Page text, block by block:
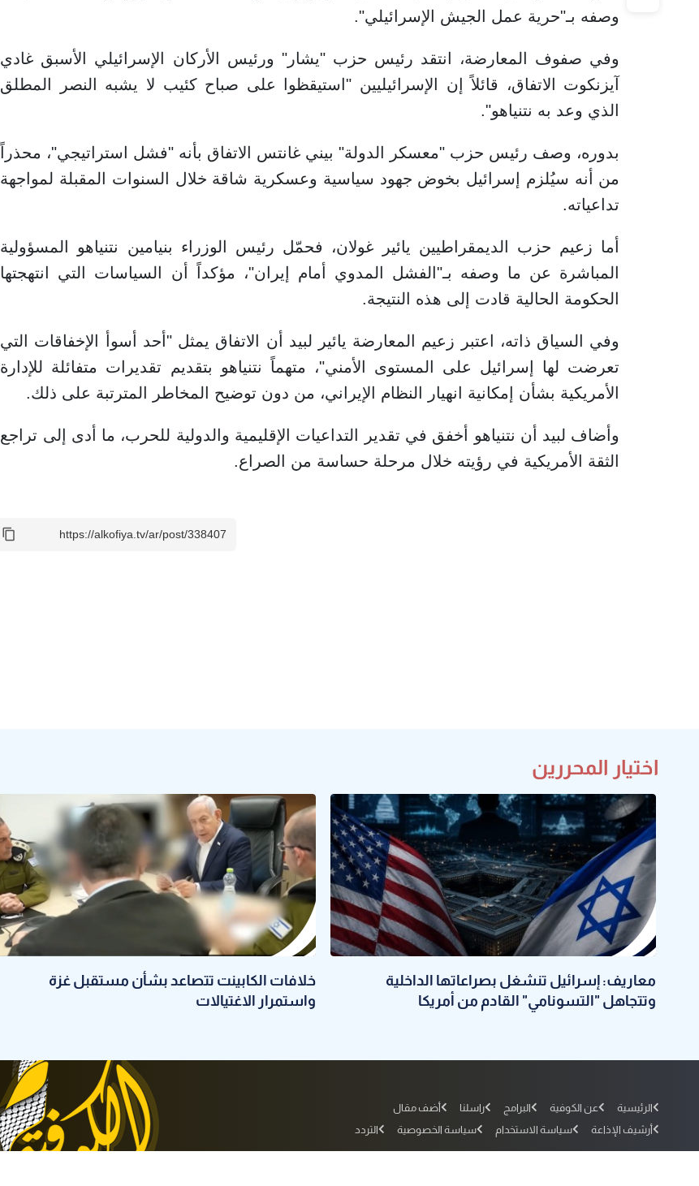
وصفه بـ"حرية عمل الجيش الإسرائيلي".
وفي صفوف المعارضة، انتقد رئيس حزب "يشار" ورئيس الأركان الإسرائيلي الأسبق غادي
آيزنكوت الاتفاق، قائلاً إن الإسرائيليين "استيقظوا على صباح كئيب لا يشبه النصر المطلق
الذي وعد به نتنياهو".
بدوره، وصف رئيس حزب "معسكر الدولة" بيني غانتس الاتفاق بأنه "فشل استراتيجي"، محذراً
من أنه سيُلزم إسرائيل بخوض جهود سياسية وعسكرية شاقة خلال السنوات المقبلة لمواجهة
تداعياته.
أما زعيم حزب الديمقراطيين يائير غولان، فحمّل رئيس الوزراء بنيامين نتنياهو المسؤولية
المباشرة عن ما وصفه بـ"الفشل المدوي أمام إيران"، مؤكداً أن السياسات التي انتهجتها
الحكومة الحالية قادت إلى هذه النتيجة.
وفي السياق ذاته، اعتبر زعيم المعارضة يائير لبيد أن الاتفاق يمثل "أحد أسوأ الإخفاقات التي
تعرضت لها إسرائيل على المستوى الأمني"، متهماً نتنياهو بتقديم تقديرات متفائلة للإدارة
الأمريكية بشأن إمكانية انهيار النظام الإيراني، من دون توضيح المخاطر المترتبة على ذلك.
وأضاف لبيد أن نتنياهو أخفق في تقدير التداعيات الإقليمية والدولية للحرب، ما أدى إلى تراجع
الثقة الأمريكية في رؤيته خلال مرحلة حساسة من الصراع.
اختيار المحررين
معاريف: إسرائيل تنشغل بصراعاتها الداخلية
وتتجاهل "التسونامي" القادم من أمريكا
خلافات الكابينت تتصاعد بشأن مستقبل غزة
واستمرار الاغتيالات
الرئيسية عن الكوفية البرامج راسلنا
أضف مقال
أرشيف الإذاعة
سياسة الاستخدام سياسة الخصوصية التردد